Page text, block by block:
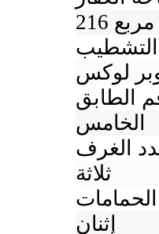
مربع
لوكس
الطابق
الخامس
الغرف
ثلاثة
إثنان